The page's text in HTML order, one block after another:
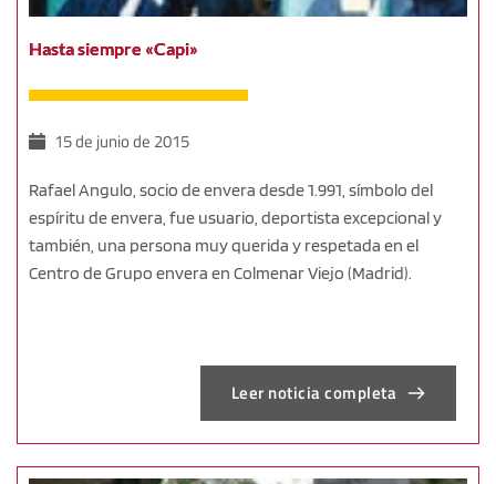
Hasta siempre «Capi»
15 de junio de 2015
Rafael Angulo, socio de envera desde 1.991, símbolo del
espíritu de envera, fue usuario, deportista excepcional y
también, una persona muy querida y respetada en el
Centro de Grupo envera en Colmenar Viejo (Madrid).
Leer noticia completa